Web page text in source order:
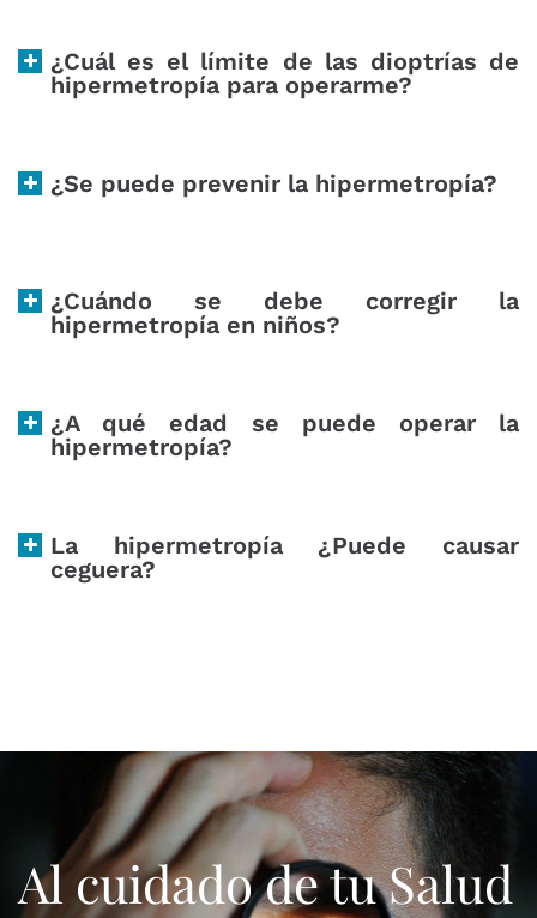
¿Cuál es el límite de las dioptrías de
hipermetropía para operarme?
¿Se puede prevenir la hipermetropía?
¿Cuándo se debe corregir la
hipermetropía en niños?
¿A qué edad se puede operar la
hipermetropía?
La hipermetropía ¿Puede causar
ceguera?
Al cuidado de tu Salud